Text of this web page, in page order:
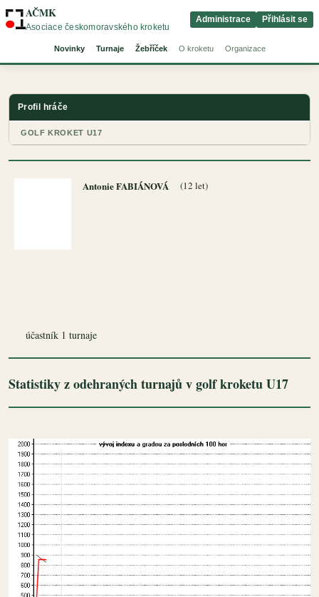
AČMK
Asociace českomoravského kroketu
Novinky Turnaje Žebříček O kroketu Organizace
Administrace Přihlásit se
Antonie FABIÁNOVÁ (12 let)
účastník 1 turnaje
Statistiky z odehraných turnajů v golf kroketu U17
Profil hráče
GOLF KROKET U17